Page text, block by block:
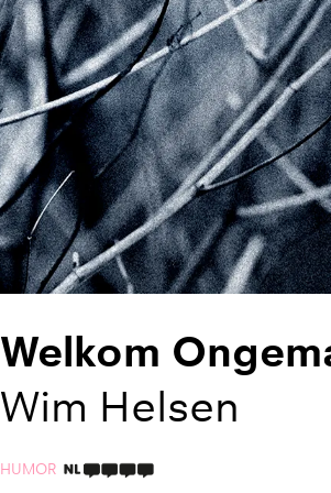
Welkom
Wim Helsen
HUMOR 4 TAALICONEN